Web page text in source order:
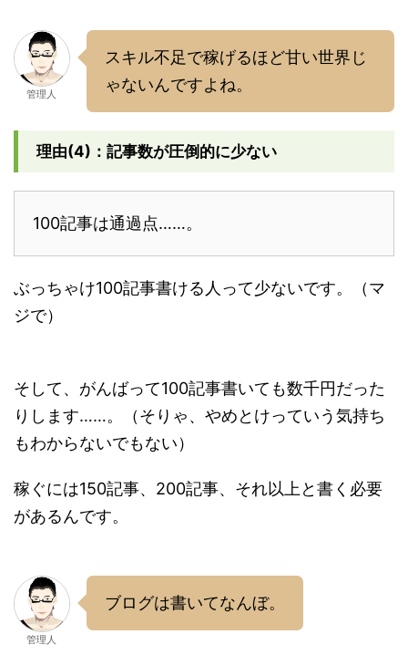
管理人
スキル不足で稼げるほど甘い世界じ
ゃないんですよね。
理由(4)：記事数が圧倒的に少ない
100記事は通過点……。
ぶっちゃけ100記事書ける人って少ないです。（マ
ジで）
そして、がんばって100記事書いても数千円だった
りします……。（そりゃ、やめとけっていう気持ち
もわからないでもない）
稼ぐには150記事、200記事、それ以上と書く必要
があるんです。
管理人
ブログは書いてなんぼ。